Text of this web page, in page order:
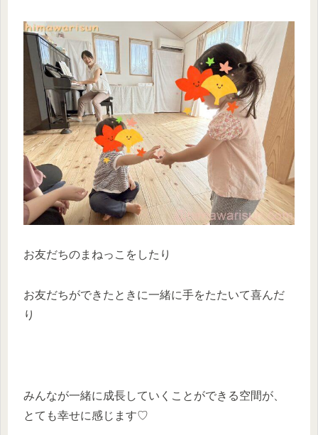
お友だちのまねっこをしたり
お友だちができたときに一緒に手をたたいて喜んだ
り
みんなが一緒に成長していくことができる空間が、
とても幸せに感じます♡